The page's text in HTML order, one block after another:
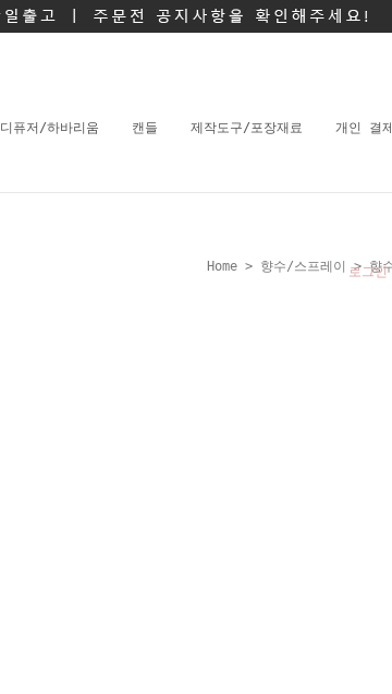
디퓨저/하바리움 캔들 제작도구/포장재료 개인 결
로그인
Home > 향수/스프레이 >향